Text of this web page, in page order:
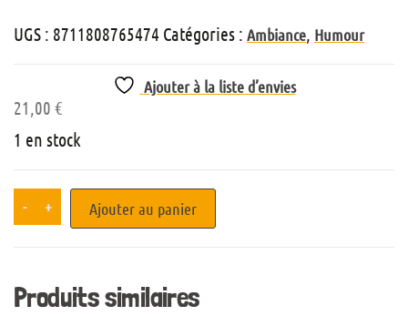
UGS : 8711808765474 Catégories : Ambiance Humour
Ajouter à la liste d’envies
21,00 €
1 en stock
- + Ajouter au panier
Produits similaires